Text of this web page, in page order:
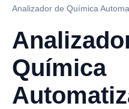
Analizador de Química
Química